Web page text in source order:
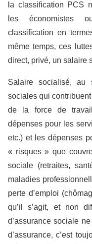
la classification PCS
les économistes
classification en
même temps, ces
direct, privé, un salaire
Salaire socialisé, au
sociales qui
de la force de
dépenses pour les
etc.) et les dépenses
« risques » que
sociale (retraites,
maladies
perte d’emploi
qu’il s’agit, et non
d’assurance sociale
d’assurance, c’est